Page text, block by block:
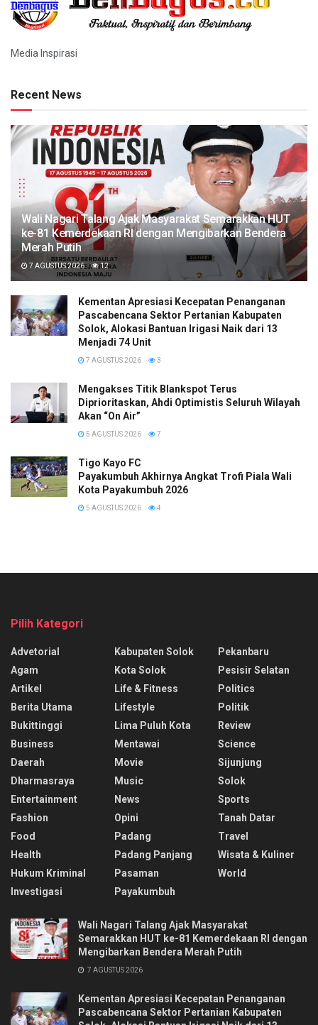
Media Inspirasi
Recent News
Wali Nagari Talang Ajak Masyarakat Semarakkan HUT
ke-81 Kemerdekaan RI dengan Mengibarkan Bendera
Merah Putih
7 AGUSTUS 2026 12
Kementan Apresiasi Kecepatan Penanganan
Pascabencana Sektor Pertanian Kabupaten
Solok, Alokasi Bantuan Irigasi Naik dari 13
Menjadi 74 Unit
7 AGUSTUS 2026 3
Mengakses Titik Blankspot Terus
Diprioritaskan, Ahdi Optimistis Seluruh Wilayah
Akan “On Air”
5 AGUSTUS 2026 7
Tigo Kayo FC
Payakumbuh Akhirnya Angkat Trofi Piala Wali
Kota Payakumbuh 2026
5 AGUSTUS 2026 4
Pilih Kategori
Advetorial
Agam
Artikel
Berita Utama
Bukittinggi
Business
Daerah
Dharmasraya
Entertainment
Fashion
Food
Health
Hukum Kriminal
Investigasi
Kabupaten Solok
Kota Solok
Life & Fitness
Lifestyle
Lima Puluh Kota
Mentawai
Movie
Music
News
Opini
Padang
Padang Panjang
Pasaman
Payakumbuh
Pekanbaru
Pesisir Selatan
Politics
Politik
Review
Science
Sijunjung
Solok
Sports
Tanah Datar
Travel
Wisata & Kuliner
World
Wali Nagari Talang Ajak Masyarakat
Semarakkan HUT ke-81 Kemerdekaan RI dengan
Mengibarkan Bendera Merah Putih
7 AGUSTUS 2026
Kementan Apresiasi Kecepatan Penanganan
Pascabencana Sektor Pertanian Kabupaten